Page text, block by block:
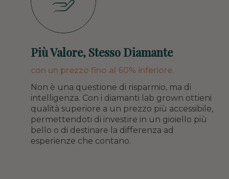
Più Valore, Stesso Diamante
con un prezzo fino al 60% inferiore.
Non è una questione di risparmio, ma di
intelligenza. Con i diamanti lab grown ottieni
qualità superiore a un prezzo più accessibile,
permettendoti di investire in un gioiello più
bello o di destinare la differenza ad
esperienze che contano.